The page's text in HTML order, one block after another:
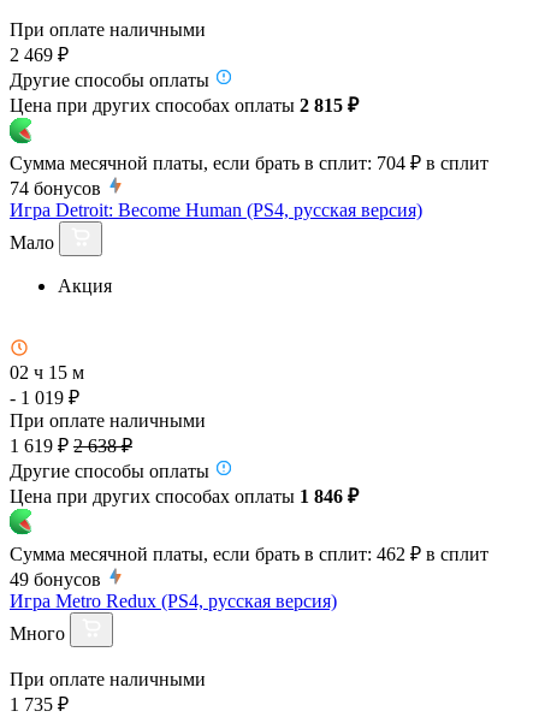
При оплате наличными
2 469 ₽
Другие способы оплаты
Цена при других способах оплаты 2 815 ₽
Сумма месячной платы, если брать в сплит: 704 ₽ в сплит
74 бонусов
Игра Detroit: Become Human (PS4, русская версия)
Мало
Акция
02 ч 15 м
- 1 019 ₽
При оплате наличными
1 619 ₽ 2 638 ₽
Другие способы оплаты
Цена при других способах оплаты 1 846 ₽
Сумма месячной платы, если брать в сплит: 462 ₽ в сплит
49 бонусов
Игра Metro Redux (PS4, русская версия)
Много
При оплате наличными
1 735 ₽